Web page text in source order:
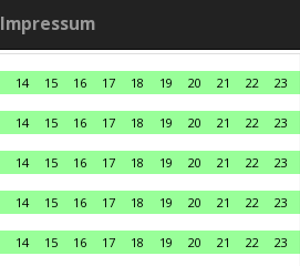
Impressum
14 15 16 17 18 19 20 21 22
23
14 15 16 17 18 19 20 21 22
23
14 15 16 17 18 19 20 21 22
23
14 15 16 17 18 19 20 21 22
23
14 15 16 17 18 19 20 21 22
23